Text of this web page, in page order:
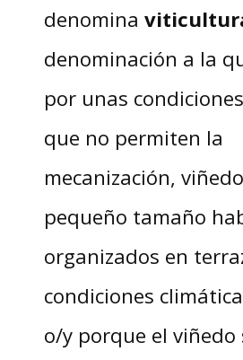
denomina
denominación a la
por unas
que no permiten la
mecanización,
pequeño tamaño
organizados en
condiciones
o/y porque el viñedo